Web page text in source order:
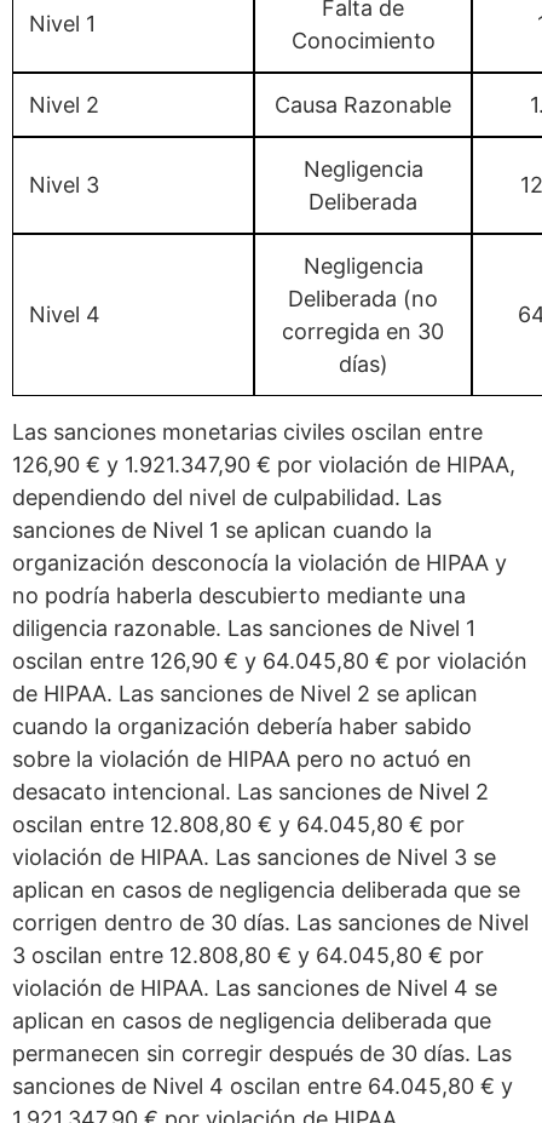
Nivel 1
Falta de
Conocimiento
Nivel 2 Causa Razonable
Nivel 3
Negligencia
Deliberada
Nivel 4
Negligencia
Deliberada (no
corregida en 30
días)
Las sanciones monetarias civiles oscilan entre
126,90 € y 1.921.347,90 € por violación de HIPAA,
dependiendo del nivel de culpabilidad. Las
sanciones de Nivel 1 se aplican cuando la
organización desconocía la violación de HIPAA y
no podría haberla descubierto mediante una
diligencia razonable. Las sanciones de Nivel 1
oscilan entre 126,90 € y 64.045,80 € por violación
de HIPAA. Las sanciones de Nivel 2 se aplican
cuando la organización debería haber sabido
sobre la violación de HIPAA pero no actuó en
desacato intencional. Las sanciones de Nivel 2
oscilan entre 12.808,80 € y 64.045,80 € por
violación de HIPAA. Las sanciones de Nivel 3 se
aplican en casos de negligencia deliberada que se
corrigen dentro de 30 días. Las sanciones de Nivel
3 oscilan entre 12.808,80 € y 64.045,80 € por
violación de HIPAA. Las sanciones de Nivel 4 se
aplican en casos de negligencia deliberada que
permanecen sin corregir después de 30 días. Las
sanciones de Nivel 4 oscilan entre 64.045,80 € y